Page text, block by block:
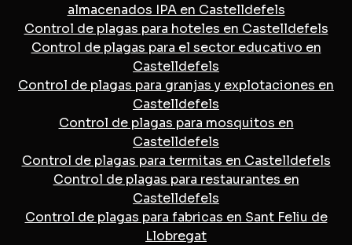
almacenados IPA en Castelldefels
Control de plagas para hoteles en Castelldefels
Control de plagas para el sector educativo en
Castelldefels
Control de plagas para granjas y explotaciones en
Castelldefels
Control de plagas para mosquitos en
Castelldefels
Control de plagas para termitas en Castelldefels
Control de plagas para restaurantes en
Castelldefels
Control de plagas para fabricas en Sant Feliu de
Llobregat